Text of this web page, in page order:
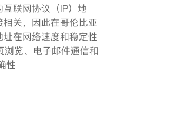
联网协议（IP）地
关，因此在哥伦比亚
在网络速度和稳定性
浏览、电子邮件通信和
性